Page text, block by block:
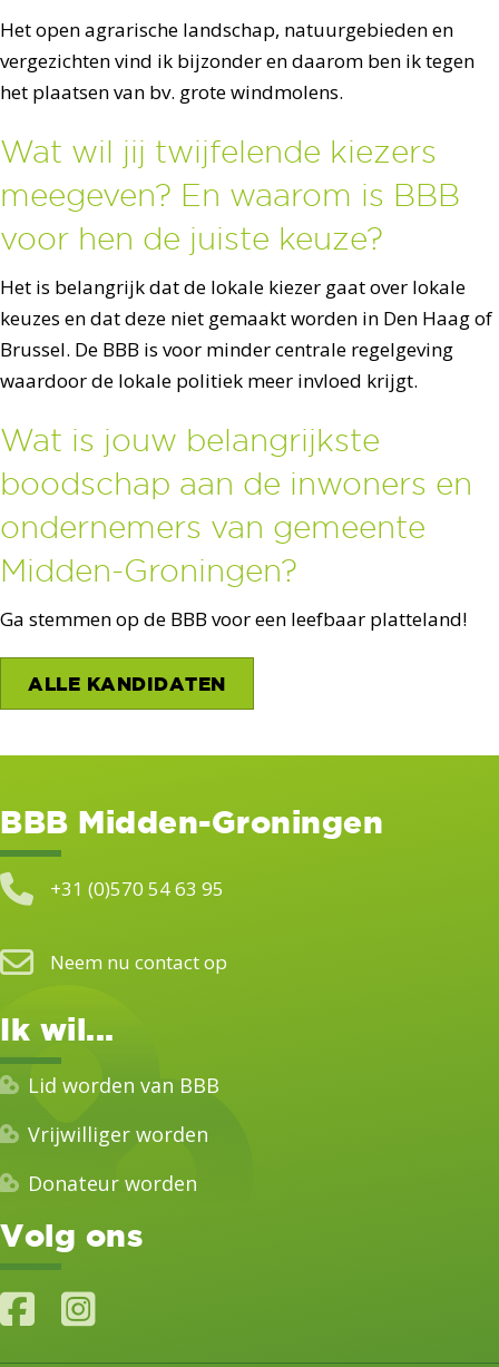
Het open agrarische landschap, natuurgebieden en
vergezichten vind ik bijzonder en daarom ben ik tegen
het plaatsen van bv. grote windmolens.
Wat wil jij twijfelende kiezers
meegeven? En waarom is BBB
voor hen de juiste keuze?
Het is belangrijk dat de lokale kiezer gaat over lokale
keuzes en dat deze niet gemaakt worden in Den Haag of
Brussel. De BBB is voor minder centrale regelgeving
waardoor de lokale politiek meer invloed krijgt.
Wat is jouw belangrijkste
boodschap aan de inwoners en
ondernemers van gemeente
Midden-Groningen?
Ga stemmen op de BBB voor een leefbaar platteland!
ALLE KANDIDATEN
BBB Midden-Groningen
+31 (0)570 54 63 95
Neem nu contact op
Ik wil...
Lid worden van BBB
Vrijwilliger worden
Donateur worden
Volg ons